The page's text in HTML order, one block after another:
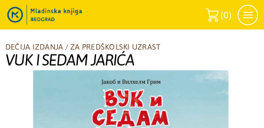
(0)
DEČIJA IZDANJA /ZA PREDŠKOLSKI UZRAST
VUK I SEDAM JARIĆA